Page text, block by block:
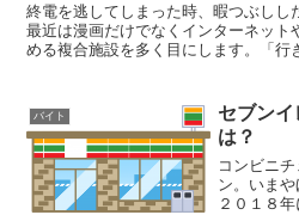
終電を逃してしまった時、暇つぶしし
最近は漫画だけでなくインターネット
める複合施設を多く目にします。「行
バイト
セブンイ
は？
コンビニ
ン。いまや
２０１８